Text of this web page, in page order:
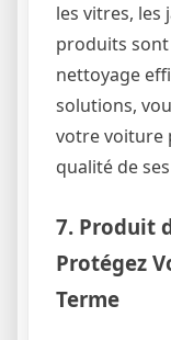
les vitres, les
produits
nettoyage
solutions,
votre voiture
qualité de
7. Produit
Protégez
Terme